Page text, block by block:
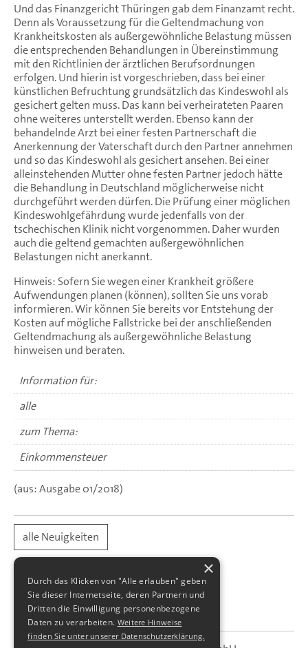
Und das Finanzgericht Thüringen gab dem Finanzamt recht.
Denn als Voraussetzung für die Geltendmachung von
Krankheitskosten als außergewöhnliche Belastung müssen
die entsprechenden Behandlungen in Übereinstimmung
mit den Richtlinien der ärztlichen Berufsordnungen
erfolgen. Und hierin ist vorgeschrieben, dass bei einer
künstlichen Befruchtung grundsätzlich das Kindeswohl als
gesichert gelten muss. Das kann bei verheirateten Paaren
ohne weiteres unterstellt werden. Ebenso kann der
behandelnde Arzt bei einer festen Partnerschaft die
Anerkennung der Vaterschaft durch den Partner annehmen
und so das Kindeswohl als gesichert ansehen. Bei einer
alleinstehenden Mutter ohne festen Partner jedoch hätte
die Behandlung in Deutschland möglicherweise nicht
durchgeführt werden dürfen. Die Prüfung einer möglichen
Kindeswohlgefährdung wurde jedenfalls von der
tschechischen Klinik nicht vorgenommen. Daher wurden
auch die geltend gemachten außergewöhnlichen
Belastungen nicht anerkannt.
Hinweis: Sofern Sie wegen einer Krankheit größere
Aufwendungen planen (können), sollten Sie uns vorab
informieren. Wir können Sie bereits vor Entstehung der
Kosten auf mögliche Fallstricke bei der anschließenden
Geltendmachung als außergewöhnliche Belastung
hinweisen und beraten.
Information für:
alle
zum Thema:
Einkommensteuer
(aus: Ausgabe 01/2018)
alle Neuigkeiten
×
Durch das Klicken von "Alle erlauben" geben
Sie dieser Internetseite, deren Partnern und
Dritten die Einwilligung personenbezogene
Daten zu verarbeiten. Weitere Hinweise
finden Sie unter unserer Datenschutzerklärung.